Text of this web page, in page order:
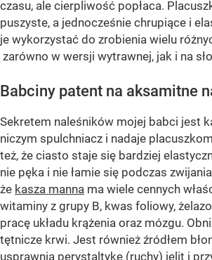
czasu, ale cierpliwość popłaca.
puszyste, a jednocześnie chrupiące i
je wykorzystać do zrobienia wielu
zarówno w wersji wytrawnej, jak i na
Babciny patent na aksamitne
Sekretem naleśników mojej babci jest
niczym spulchniacz i nadaje
też, że ciasto staje się bardziej
nie pęka i nie łamie się podczas
że kasza manna ma wiele cennych
witaminy z grupy B, kwas foliowy,
pracę układu krążenia oraz mózgu.
tętnicze krwi. Jest również źródłem
usprawnia perystaltykę (ruchy) jelit i